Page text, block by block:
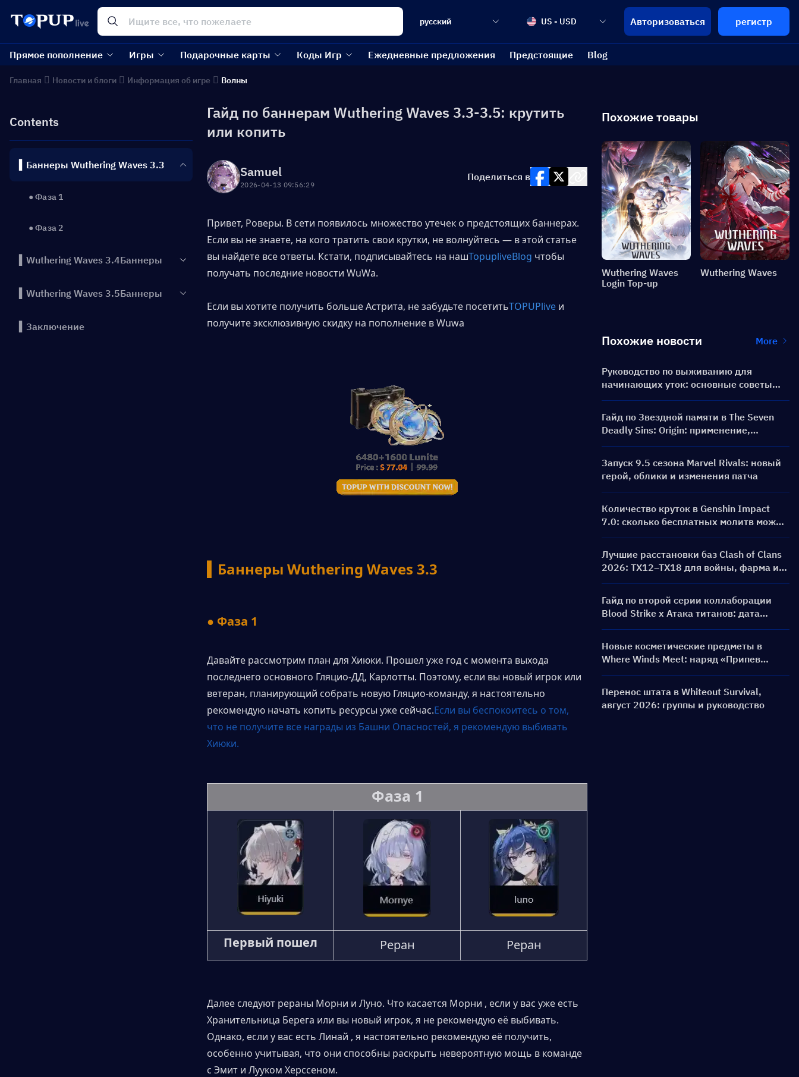
русский US - USD Авторизоваться регистр
Прямое пополнение Игры Подарочные карты Коды Игр Ежедневные предложения Предстоящие Blog
Главная Новости и блоги Информация об игре Волны
Contents
▍Баннеры Wuthering Waves 3.3
● Фаза 1
● Фаза 2
▍Wuthering Waves 3.4Баннеры
▍Wuthering Waves 3.5Баннеры
▍Заключение
Гайд по баннерам Wuthering Waves 3.3-3.5: крутить
или копить
Samuel
2026-04-13 09:56:29
Поделиться в
Привет, Роверы. В сети появилось множество утечек о предстоящих баннерах.
Если вы не знаете, на кого тратить свои крутки, не волнуйтесь — в этой статье
вы найдете все ответы. Кстати, подписывайтесь на нашTopupliveBlog чтобы
получать последние новости WuWa.
Если вы хотите получить больше Астрита, не забудьте посетитьTOPUPlive и
получите эксклюзивную скидку на пополнение в Wuwa
▍Баннеры Wuthering Waves 3.3
● Фаза 1
Давайте рассмотрим план для Хиюки. Прошел уже год с момента выхода
последнего основного Гляцио-ДД, Карлотты. Поэтому, если вы новый игрок или
ветеран, планирующий собрать новую Гляцио-команду, я настоятельно
рекомендую начать копить ресурсы уже сейчас.Если вы беспокоитесь о том,
что не получите все награды из Башни Опасностей, я рекомендую выбивать
Хиюки.
Фаза 1
Первый пошел Реран Реран
Далее следуют рераны Морни и Луно. Что касается Морни , если у вас уже есть
Хранительница Берега или вы новый игрок, я не рекомендую её выбивать.
Однако, если у вас есть Линай , я настоятельно рекомендую её получить,
особенно учитывая, что они способны раскрыть невероятную мощь в команде
с Эмит и Лууком Херссеном.
Похожие товары
Wuthering Waves
Login Top-up
Wuthering Waves
Похожие новости More
Руководство по выживанию для
начинающих уток: основные советы
для новых игроков
Гайд по Звездной памяти в The Seven
Deadly Sins: Origin: применение,
способы получения и советы по
эффективному использованию
Запуск 9.5 сезона Marvel Rivals: новый
герой, облики и изменения патча
Количество круток в Genshin Impact
7.0: сколько бесплатных молитв можно
получить на Одетту?
Лучшие расстановки баз Clash of Clans
2026: ТХ12–ТХ18 для войны, фарма и
базы «анти-3 звезды»
Гайд по второй серии коллаборации
Blood Strike x Атака титанов: дата
выхода, скины, награды и событие
Новые косметические предметы в
Where Winds Meet: наряд «Припев
тоски» и облик оружия «Безмолвный
голос: Ария герба» уже в игре!
Перенос штата в Whiteout Survival,
август 2026: группы и руководство